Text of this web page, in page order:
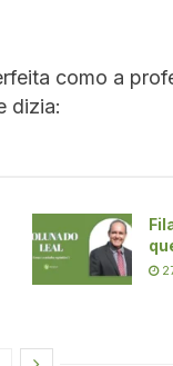
como a
dizia: